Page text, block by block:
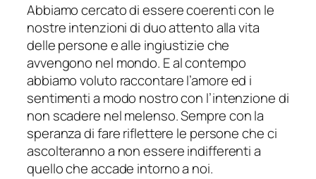
Abbiamo cercato di essere coerenti con le
nostre intenzioni di duo attento alla vita
delle persone e alle ingiustizie che
avvengono nel mondo. E al contempo
abbiamo voluto raccontare l’amore ed i
sentimenti a modo nostro con l’intenzione di
non scadere nel melenso. Sempre con la
speranza di fare riflettere le persone che ci
ascolteranno a non essere indifferenti a
quello che accade intorno a noi.